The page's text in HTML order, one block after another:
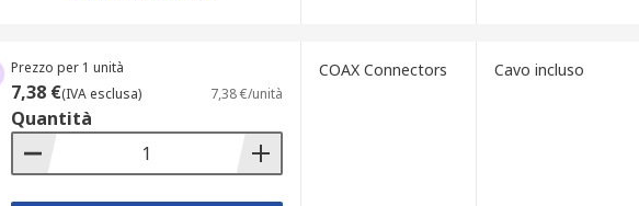
Prezzo per 1 unità
7,38 €(IVA esclusa) 7,38 €/unità
Quantità
COAX Connectors Cavo incluso